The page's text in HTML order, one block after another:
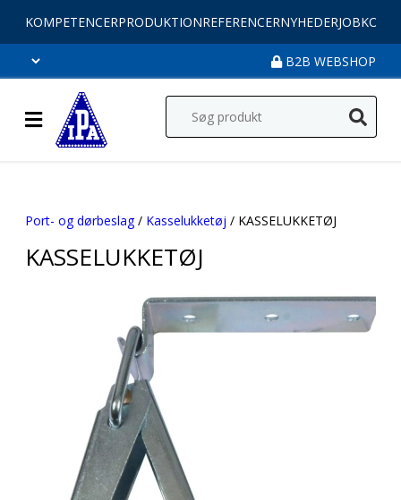
KOMPETENCERPRODUKTIONREFERENCERNYHEDERJOB
B2B WEBSHOP
Port- og dørbeslag/ Kasselukketøj / KASSELUKKETØJ
KASSELUKKETØJ